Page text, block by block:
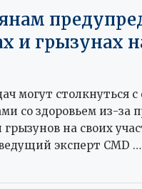
и грызунах
могут столкнуться
со здоровьем из-за
на своих
эксперт CMD …